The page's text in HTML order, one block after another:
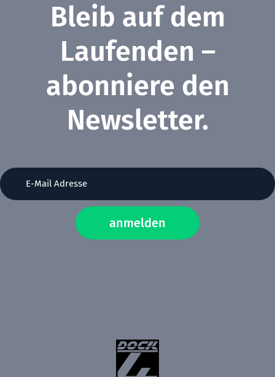
Bleib auf dem
Laufenden –
abonniere den
Newsletter.